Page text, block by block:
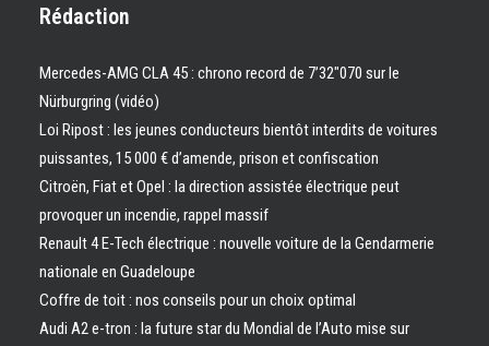
Rédaction
Mercedes-AMG CLA 45 : chrono record de 7’32″070 sur le
Nürburgring (vidéo)
Loi Ripost : les jeunes conducteurs bientôt interdits de voitures
puissantes, 15 000 € d’amende, prison et confiscation
Citroën, Fiat et Opel : la direction assistée électrique peut
provoquer un incendie, rappel massif
Renault 4 E-Tech électrique : nouvelle voiture de la Gendarmerie
nationale en Guadeloupe
Coffre de toit : nos conseils pour un choix optimal
Audi A2 e-tron : la future star du Mondial de l’Auto mise sur